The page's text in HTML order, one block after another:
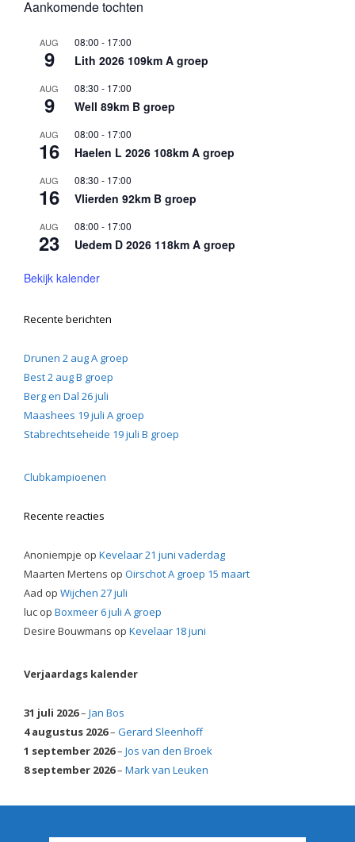
Aankomende tochten
AUG
9
08:00 - 17:00
Lith 2026 109km A groep
AUG
9
08:30 - 17:00
Well 89km B groep
AUG
16
08:00 - 17:00
Haelen L 2026 108km A groep
AUG
16
08:30 - 17:00
Vlierden 92km B groep
AUG
23
08:00 - 17:00
Uedem D 2026 118km A groep
Bekijk kalender
Recente berichten
Drunen 2 aug A groep
Best 2 aug B groep
Berg en Dal 26 juli
Maashees 19 juli A groep
Stabrechtseheide 19 juli B groep
Clubkampioenen
Recente reacties
Anoniempje op Kevelaar 21 juni vaderdag
Maarten Mertens op Oirschot A groep 15 maart
Aad op Wijchen 27 juli
luc op Boxmeer 6 juli A groep
Desire Bouwmans op Kevelaar 18 juni
Verjaardags kalender
31 juli 2026– Jan Bos
4 augustus 2026– Gerard Sleenhoff
1 september 2026– Jos van den Broek
8 september 2026– Mark van Leuken